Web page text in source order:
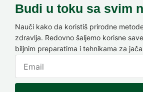
Budi u toku sa svim
Nauči kako da koristiš prirodne
zdravlja. Redovno šaljemo korisne
biljnim preparatima i tehnikama za